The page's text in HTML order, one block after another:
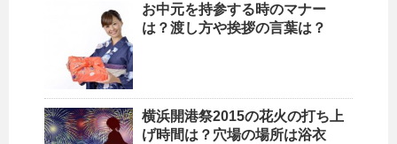
お中元を持参する時のマナー
は？渡し方や挨拶の言葉は？
横浜開港祭2015の花火の打ち上
げ時間は？穴場の場所は浴衣